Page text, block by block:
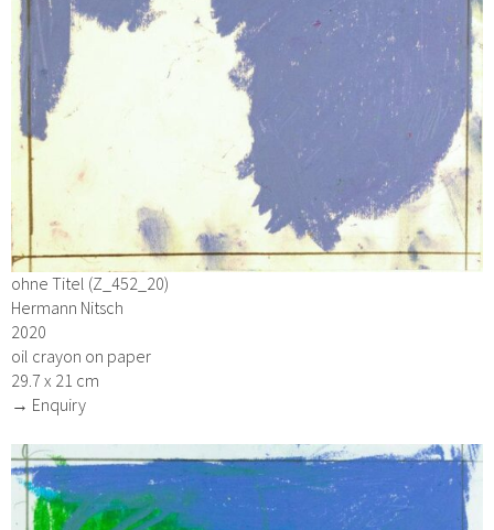
ohne Titel (Z_452_20)
Hermann Nitsch
2020
oil crayon on paper
29.7 x 21 cm
→ Enquiry